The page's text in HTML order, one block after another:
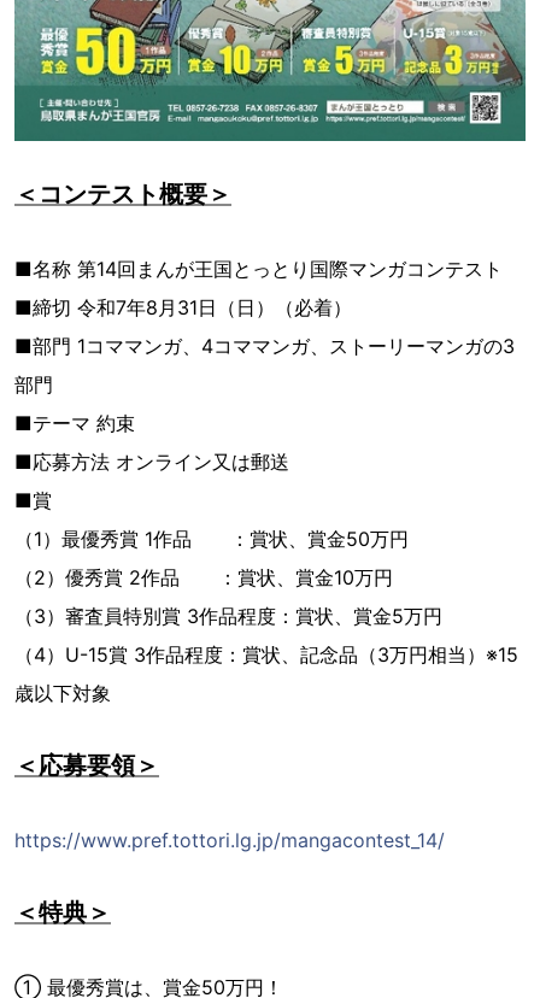
＜コンテスト概要＞
■名称 第14回まんが王国とっとり国際マンガコンテスト
■締切 令和7年8月31日（日）（必着）
■部門 1コママンガ、4コママンガ、ストーリーマンガの3
部門
■テーマ 約束
■応募方法 オンライン又は郵送
■賞
（1）最優秀賞 1作品 ：賞状、賞金50万円
（2）優秀賞 2作品 ：賞状、賞金10万円
（3）審査員特別賞 3作品程度：賞状、賞金5万円
（4）U-15賞 3作品程度：賞状、記念品（3万円相当）※15
歳以下対象
＜応募要領＞
https://www.pref.tottori.lg.jp/mangacontest_14/
＜特典＞
① 最優秀賞は、賞金50万円！